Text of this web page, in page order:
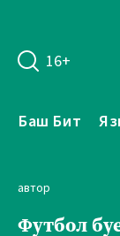
16+
Баш Бит
автор
Футбол